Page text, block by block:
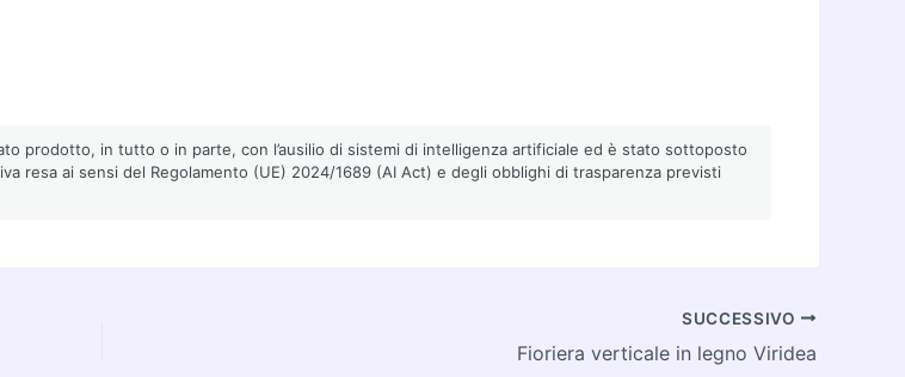
prodotto, in tutto o in parte, con l’ausilio di sistemi di intelligenza artificiale ed è stato sottoposto
resa ai sensi del Regolamento (UE) 2024/1689 (AI Act) e degli obblighi di trasparenza previsti
SUCCESSIVO
Fioriera verticale in legno Viridea